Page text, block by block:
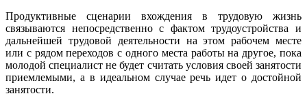
Продуктивные сценарии вхождения в трудовую жизнь
связываются непосредственно с фактом трудоустройства и
дальнейшей трудовой деятельности на этом рабочем месте
или с рядом переходов с одного места работы на другое, пока
молодой специалист не будет считать условия своей занятости
приемлемыми, а в идеальном случае речь идет о достойной
занятости.